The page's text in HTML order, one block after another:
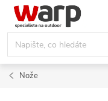
Přejít
obsah
Nože